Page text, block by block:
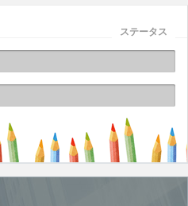
ステータス